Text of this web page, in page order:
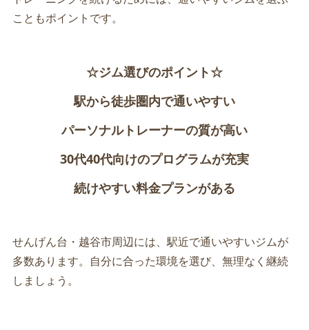
こともポイントです。
☆ジム選びのポイント☆
駅から徒歩圏内で通いやすい
パーソナルトレーナーの質が高い
30代40代向けのプログラムが充実
続けやすい料金プランがある
せんげん台・越谷市周辺には、駅近で通いやすいジムが
多数あります。自分に合った環境を選び、無理なく継続
しましょう。